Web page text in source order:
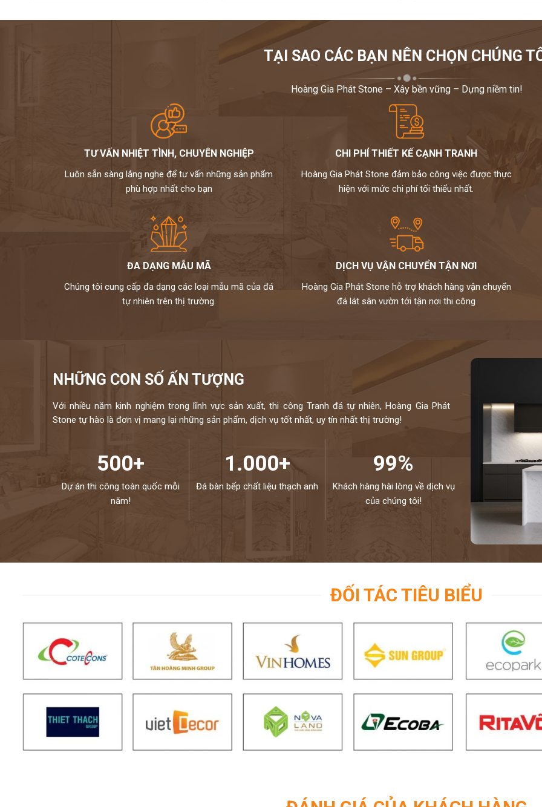
TẠI SAO CÁC BẠN NÊN CHỌN CHÚNG
Hoàng Gia Phát Stone – Xây bền vững – Dựng niềm tin!
TƯ VẤN NHIỆT TÌNH, CHUYÊN NGHIỆP
Luôn sẵn sàng lắng nghe để tư vấn những sản phẩm
phù hợp nhất cho bạn
CHI PHÍ THIẾT KẾ CẠNH TRANH
Hoàng Gia Phát Stone đảm bảo công việc được thực
hiện với mức chi phí tối thiểu nhất.
ĐA DẠNG MẪU MÃ
Chúng tôi cung cấp đa dạng các loại mẫu mã của đá
tự nhiên trên thị trường.
DỊCH VỤ VẬN CHUYỂN TẬN NƠI
Hoàng Gia Phát Stone hỗ trợ khách hàng vận chuyển
đá lát sân vườn tới tận nơi thi công
NHỮNG CON SỐ ẤN TƯỢNG
Với nhiều năm kinh nghiệm trong lĩnh vực sản xuất, thi công Tranh đá tự nhiên, Hoàng Gia Phát
Stone tự hào là đơn vị mang lại những sản phẩm, dịch vụ tốt nhất, uy tín nhất thị trường!
500+
Dự án thi công toàn quốc mỗi
năm!
1.000+
Đá bàn bếp chất liệu thạch anh
99%
Khách hàng hài lòng về dịch vụ
của chúng tôi!
ĐỐI TÁC TIÊU BIỂU